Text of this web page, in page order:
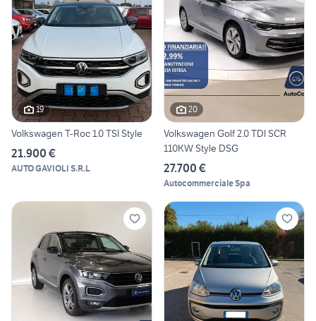
19
Volkswagen T-Roc 1.0 TSI Style
21.900 €
AUTO GAVIOLI S.R.L
20
Volkswagen Golf 2.0 TDI SCR
110KW Style DSG
27.700 €
Autocommerciale Spa